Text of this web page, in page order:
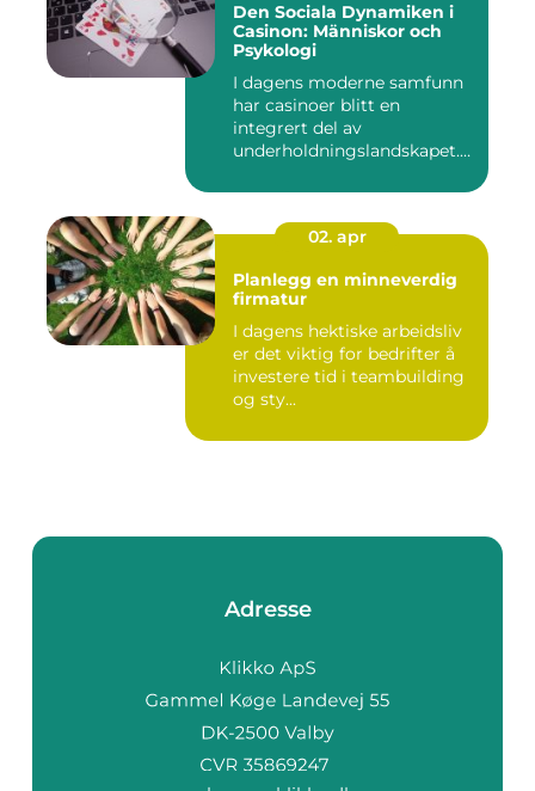
Den Sociala Dynamiken i
Casinon: Människor och
Psykologi
I dagens moderne samfunn
har casinoer blitt en
integrert del av
underholdningslandskapet.
02. apr
Planlegg en minneverdig
firmatur
I dagens hektiske arbeidsliv
er det viktig for bedrifter å
investere tid i teambuilding
og sty...
Adresse